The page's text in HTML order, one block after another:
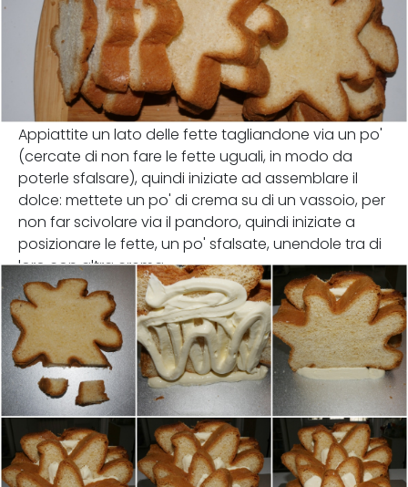
Appiattite un lato delle fette tagliandone via un po'
(cercate di non fare le fette uguali, in modo da
poterle sfalsare), quindi iniziate ad assemblare il
dolce: mettete un po' di crema su di un vassoio, per
non far scivolare via il pandoro, quindi iniziate a
posizionare le fette, un po' sfalsate, unendole tra di
loro con altra crema.